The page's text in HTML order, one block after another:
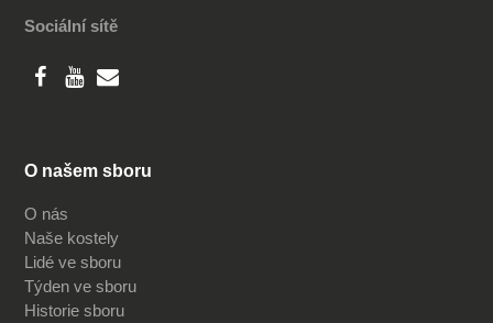
Sociální sítě
O našem sboru
O nás
Naše kostely
Lidé ve sboru
Týden ve sboru
Historie sboru